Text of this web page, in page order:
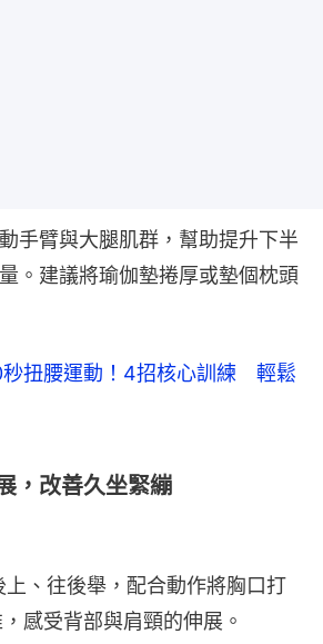
手臂與大腿肌群，幫助提升下半
。建議將瑜伽墊捲厚或墊個枕頭
扭腰運動！4招核心訓練 輕鬆
，改善久坐緊繃
、往後舉，配合動作將胸口打
感受背部與肩頸的伸展。